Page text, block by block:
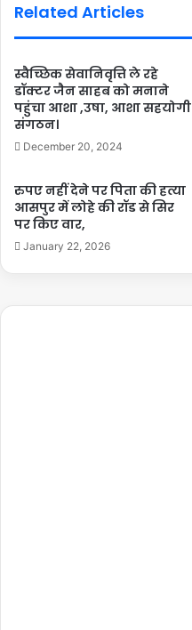
Related Articles
स्वैच्छिक सेवानिवृत्ति ले रहे
डॉक्टर जैन साहब को मनाने
पहुंचा आशा ,उषा, आशा सहयोगी
संगठन।
December 20, 2024
रुपए नहीं देने पर पिता की हत्या
आसपुर में लोहे की रॉड से सिर
पर किए वार,
January 22, 2026